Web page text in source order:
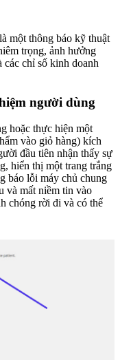
một thông báo kỹ thuật
trọng, ảnh hưởng
chỉ số kinh doanh
người dùng
hoặc thực hiện một
vào giỏ hàng) kích
đầu tiên nhận thấy sự
hiển thị một trang trắng
báo lỗi máy chủ chung
và mất niềm tin vào
chóng rời đi và có thể